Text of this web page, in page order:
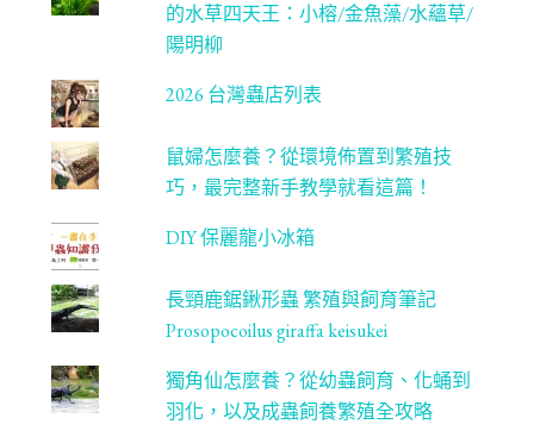
n
ne
l
的水草四天王：小榕/金魚藻/水蘊草/
陽明柳
2026 台灣蟲店列表
鼠婦怎麼養？從環境佈置到繁殖技
巧，最完整新手教學就看這篇！
DIY 保麗龍小冰箱
長頸鹿鋸鍬形蟲 繁殖與飼育筆記
Prosopocoilus giraffa keisukei
獨角仙怎麼養？從幼蟲飼育、化蛹到
羽化，以及成蟲飼養繁殖全攻略